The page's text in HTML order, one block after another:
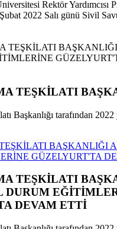
Rektör Yardımcısı
2022 Salı günü Sivil
TEŞKİLATI
Başkanlığı tarafından 2022
BAŞKANLIĞI
GÜZELYURT'TA
TEŞKİLATI
DURUM
DEVAM ETTİ